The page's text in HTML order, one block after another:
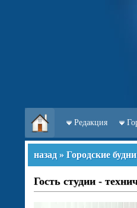
Редакция
назад » Городские будни
Гость студии -